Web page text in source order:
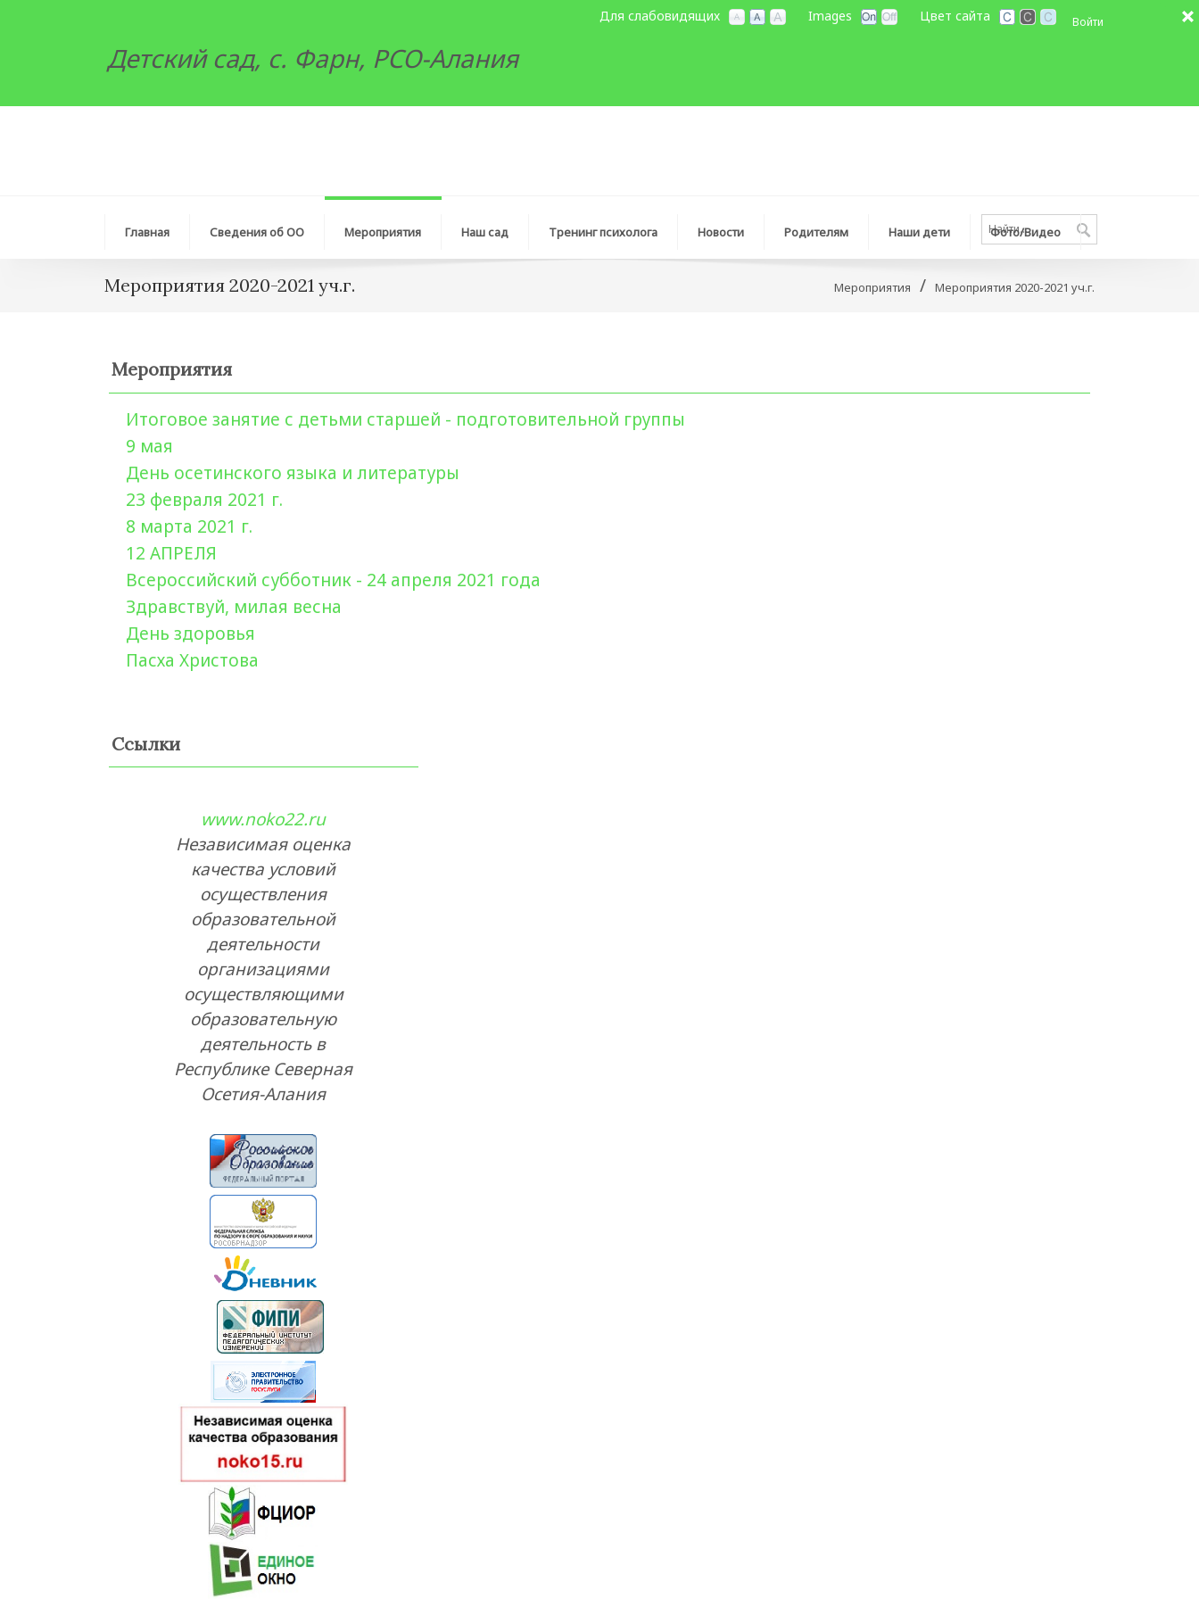
Войти
Детский сад, с. Фарн, РСО-Алания
Цвет сайта
Images
Для слабовидящих
Главная Сведения об ОО Мероприятия Наш сад Тренинг психолога Новocти Родителям Наши дети Фото/Видео
Мероприятия 2020-2021 уч.г. Мероприятия / Мероприятия 2020-2021 уч.г.
Мероприятия
Итоговое занятие с детьми старшей - подготовительной группы
9 мая
День осетинского языка и литературы
23 февраля 2021 г.
8 марта 2021 г.
12 АПРЕЛЯ
Всероссийский субботник - 24 апреля 2021 года
Здравствуй, милая весна
День здоровья
Пасха Христова
Ссылки
www.noko22.ru
Независимая оценка
качества условий
осуществления
образовательной
деятельности
организациями
осуществляющими
образовательную
деятельность в
Республике Северная
Осетия-Алания